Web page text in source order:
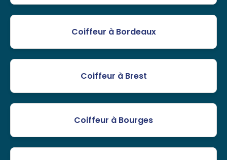
Coiffeur à Bordeaux
Coiffeur à Brest
Coiffeur à Bourges